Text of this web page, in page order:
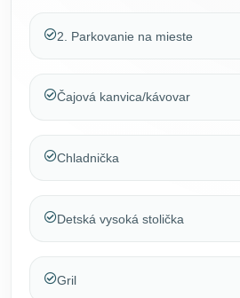
2. Parkovanie na mieste
Čajová kanvica/kávovar
Chladnička
Detská vysoká stolička
Gril